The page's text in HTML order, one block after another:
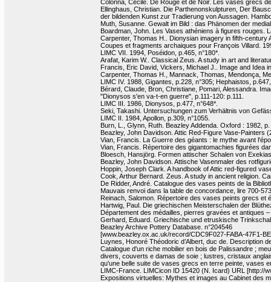
Colonna, Cécile. De Rouge et de Noir. Les vases grecs
Ellinghaus, Christian. Die Parthenonskulpturen, Der
der bildenden Kunst zur Tradierung von Aussagen.
Muth, Susanne. Gewalt im Bild : das Phänomen der
Boardman, John. Les Vases athéniens à figures rouges.
Carpenter, Thomas H.. Dionysian imagery in fifth-
Coupes et fragments archaiques pour François Villard.
LIMC VII. 1994, Poséidon, p.465, n°180*.
Arafat, Karim W.. Classical Zeus. A study in art and
Francis, Eric David, Vickers, Michael J.. Image and Idea
Carpenter, Thomas H., Mannack, Thomas, Mendonça,
LIMC IV. 1988, Gigantes, p.228, n°305; Hephaistos,
Bérard, Claude, Bron, Christiane, Pomari, Alessandra.
"Dionysos s'en va-t-en guerre", p.111-120: p.111.
LIMC III. 1986, Dionysos, p.477, n°648*.
Seki, Takashi. Untersuchungen zum Verhältnis von
LIMC II. 1984, Apollon, p.309, n°1055.
Burn, L., Glynn, Ruth. Beazley Addenda. Oxford : 1982, p.
Beazley, John Davidson. Attic Red-Figure Vase-Painters
Vian, Francis. La Guerre des géants : le mythe avant
Vian, Francis. Répertoire des gigantomachies figurées
Bloesch, Hansjörg. Formen attischer Schalen von
Beazley, John Davidson. Attische Vasenmaler des
Hoppin, Joseph Clark. A handbook of Attic red-figured
Cook, Arthur Bernard. Zeus. A study in ancient religion.
De Ridder, André. Catalogue des vases peints de la
Mauvais renvoi dans la table de concordance, lire 700-
Reinach, Salomon. Répertoire des vases peints grecs et
Hartwig, Paul. Die griechischen Meisterschalen der
Département des médailles, pierres gravées et antiques
Gerhard, Eduard. Griechische und etruskische
Beazley Archive Pottery Database. n°204546
[www.beazley.ox.ac.uk/record/CDC9F027-FABA-47F1-
Luynes, Honoré Théodoric d’Albert, duc de. Description
Catalogue d'un riche mobilier en bois de Palissandre ;
divers, couverts e damas de soie ; lustres, cristaux
qu'une belle suite de vases grecs en terre peinte, vases
LIMC-France. LIMCicon ID 15420 (N. Icard) URL [http://
Expositions virtuelles: Mythes et images au Cabinet des